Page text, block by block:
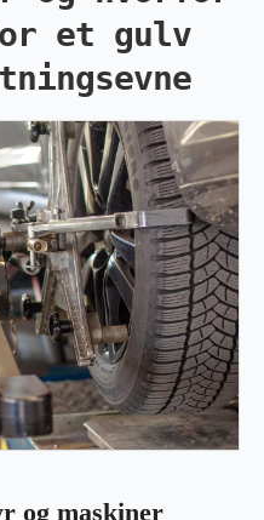
et gulv
og maskiner